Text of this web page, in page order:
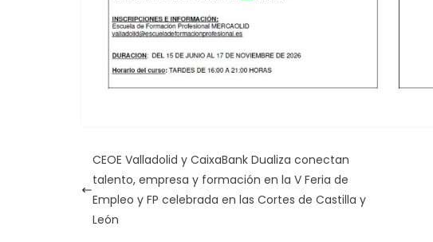
CEOE Valladolid y CaixaBank Dualiza conectan
talento, empresa y formación en la V Feria de
Empleo y FP celebrada en las Cortes de Castilla y
León